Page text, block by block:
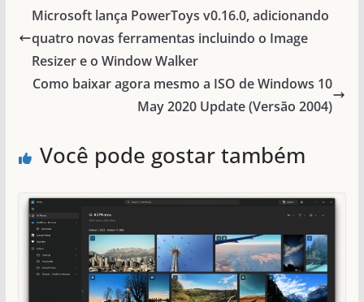
Microsoft lança PowerToys v0.16.0, adicionando
quatro novas ferramentas incluindo o Image
Resizer e o Window Walker
Como baixar agora mesmo a ISO de Windows 10
May 2020 Update (Versão 2004)
Você pode gostar também